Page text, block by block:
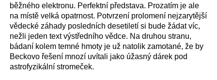
běžného elektronu. Perfektní představa. Prozatím je ale
na místě velká opatrnost. Potvrzení prolomení nejzarytější
vědecké záhady posledních desetiletí si bude žádat víc,
nežli jeden text výstředního vědce. Na druhou stranu,
bádaní kolem temné hmoty je už natolik zamotané, že by
Beckovo řešení mnozí uvítali jako úžasný dárek pod
astrofyzikální stromeček.